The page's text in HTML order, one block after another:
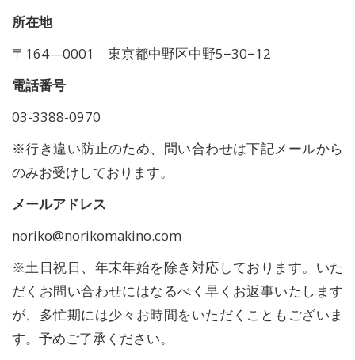
所在地
〒164―0001 東京都中野区中野5−30−12
電話番号
03-3388-0970
※行き違い防止のため、問い合わせは下記メールから
のみお受けしております。
メールアドレス
noriko@norikomakino.com
※土日祝日、年末年始を除き対応しております。いた
だくお問い合わせにはなるべく早くお返事いたします
が、多忙期には少々お時間をいただくこともございま
す。予めご了承ください。